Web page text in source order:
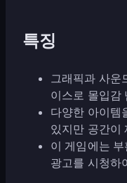
특징
그래픽과 사운
이스로 몰입감
다양한 아이템
있지만 공간이
이 게임에는
광고를 시청하